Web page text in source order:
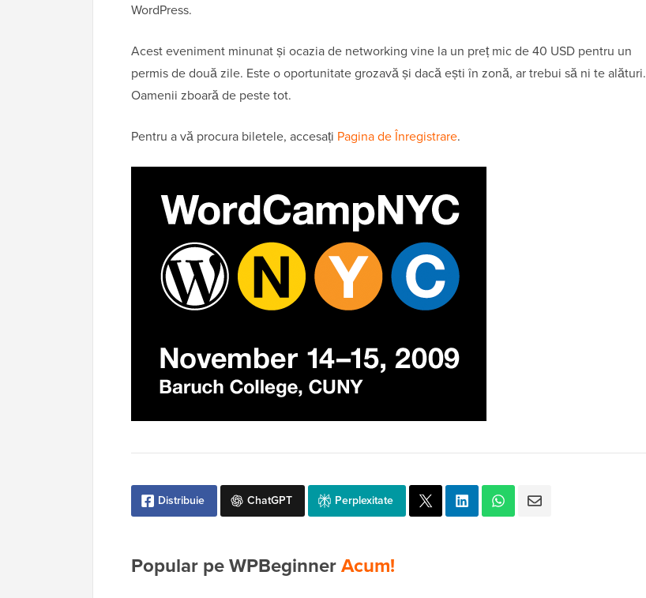
WordPress.
Acest eveniment minunat și ocazia de networking vine la un preț mic de 40 USD pentru un
permis de două zile. Este o oportunitate grozavă și dacă ești în zonă, ar trebui să ni te alături.
Oamenii zboară de peste tot.
Pentru a vă procura biletele, accesați Pagina de Înregistrare.
Distribuie ChatGPT Perplexitate
Popular pe WPBeginnerAcum!